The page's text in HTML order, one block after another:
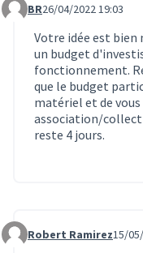
Commentaire 4006
BR26/04/2022 19:03
Votre idée est bien
un budget
fonctionnement.
que le budget
matériel et de
association/
reste 4 jours.
Commentaire 4199
Robert Ramirez15/